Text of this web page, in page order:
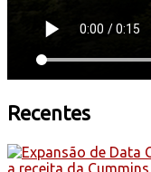
Recentes